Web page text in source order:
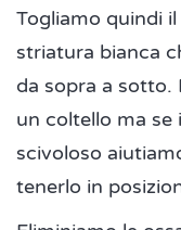
Togliamo quindi
striatura bianca
da sopra a sotto.
un coltello ma
scivoloso
tenerlo in